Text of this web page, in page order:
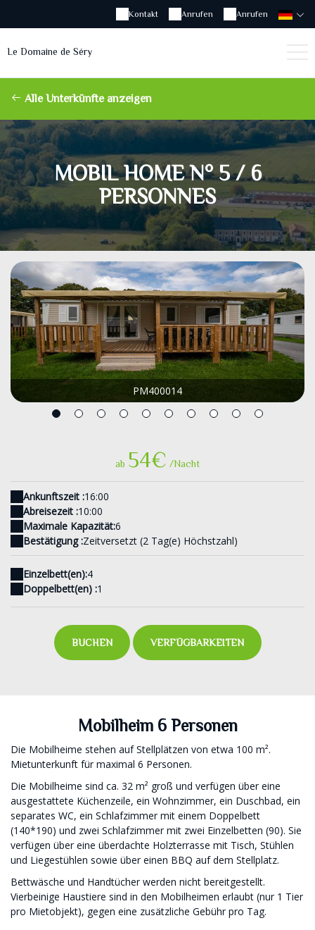
Anrufen
Anrufen
Kontakt
Le Domaine de Séry
Alle Unterkünfte anzeigen
MOBIL HOME N° 5 / 6
PERSONNES
PM400014
ab 54€ /Nacht
Ankunftszeit :16:00
Abreisezeit :10:00
Maximale Kapazität:6
Bestätigung :Zeitversetzt (2 Tag(e) Höchstzahl)
Einzelbett(en):4
Doppelbett(en) :1
BUCHEN VERFÜGBARKEITEN
Mobilheim 6 Personen
Die Mobilheime stehen auf Stellplätzen von etwa 100 m².
Mietunterkunft für maximal 6 Personen.
Die Mobilheime sind ca. 32 m² groß und verfügen über eine
ausgestattete Küchenzeile, ein Wohnzimmer, ein Duschbad, ein
separates WC, ein Schlafzimmer mit einem Doppelbett
(140*190) und zwei Schlafzimmer mit zwei Einzelbetten (90). Sie
verfügen über eine überdachte Holzterrasse mit Tisch, Stühlen
und Liegestühlen sowie über einen BBQ auf dem Stellplatz.
Bettwäsche und Handtücher werden nicht bereitgestellt.
Vierbeinige Haustiere sind in den Mobilheimen erlaubt (nur 1 Tier
pro Mietobjekt), gegen eine zusätzliche Gebühr pro Tag.